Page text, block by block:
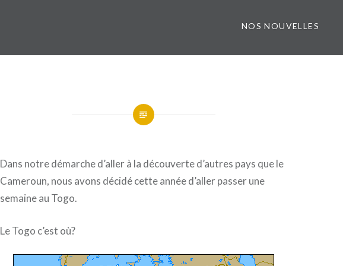
NOS NOUVELLES
Dans notre démarche d’aller à la découverte d’autres pays que le
Cameroun, nous avons décidé cette année d’aller passer une
semaine au Togo.
Le Togo c’est où?